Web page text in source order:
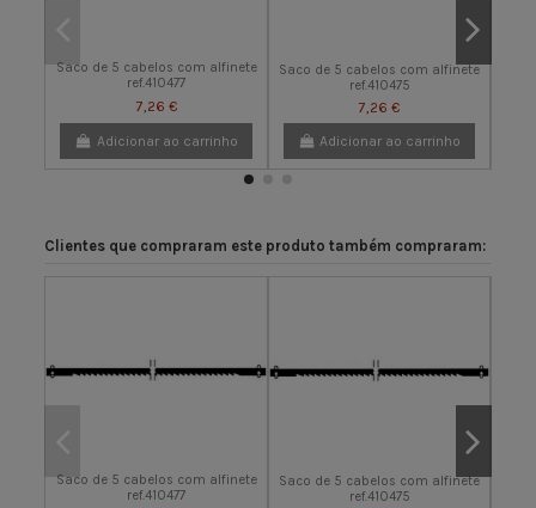
Saco de 5 cabelos com alfinete
ref.410477
7,26 €
Adicionar ao carrinho
Saco de 5 cabelos com alfinete
ref.410475
7,26 €
Adicionar ao carrinho
Clientes que compraram este produto também compraram:
Saco de 5 cabelos com alfinete
ref.410477
Saco de 5 cabelos com alfinete
ref.410475